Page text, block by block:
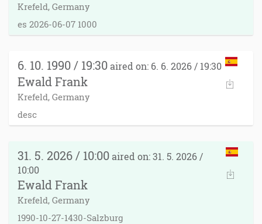
Krefeld, Germany
es 2026-06-07 1000
6. 10. 1990 / 19:30 aired on: 6. 6. 2026 / 19:30
Ewald Frank
Krefeld, Germany
desc
31. 5. 2026 / 10:00 aired on: 31. 5. 2026 /
10:00
Ewald Frank
Krefeld, Germany
1990-10-27-1430-Salzburg